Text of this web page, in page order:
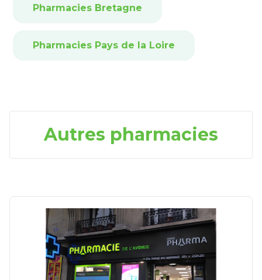
Pharmacies Bretagne
Pharmacies Pays de la Loire
Autres pharmacies